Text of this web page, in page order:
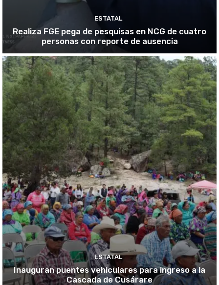
ESTATAL
Realiza FGE pega de pesquisas en NCG de cuatro
personas con reporte de ausencia
ESTATAL
Inauguran puentes vehiculares para ingreso a la
Cascada de Cusárare